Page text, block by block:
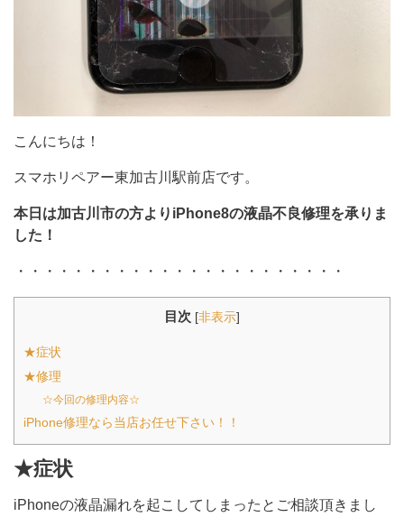
こんにちは！
スマホリペアー東加古川駅前店です。
本日は加古川市の方よりiPhone8の液晶不良修理を承りま
した！
・・・・・・・・・・・・・・・・・・・・・・・
目次 [非表示]
★症状
★修理
☆今回の修理内容☆
iPhone修理なら当店お任せ下さい！！
★症状
iPhoneの液晶漏れを起こしてしまったとご相談頂きまし